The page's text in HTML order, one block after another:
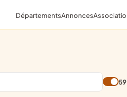
DépartementsAnnonces